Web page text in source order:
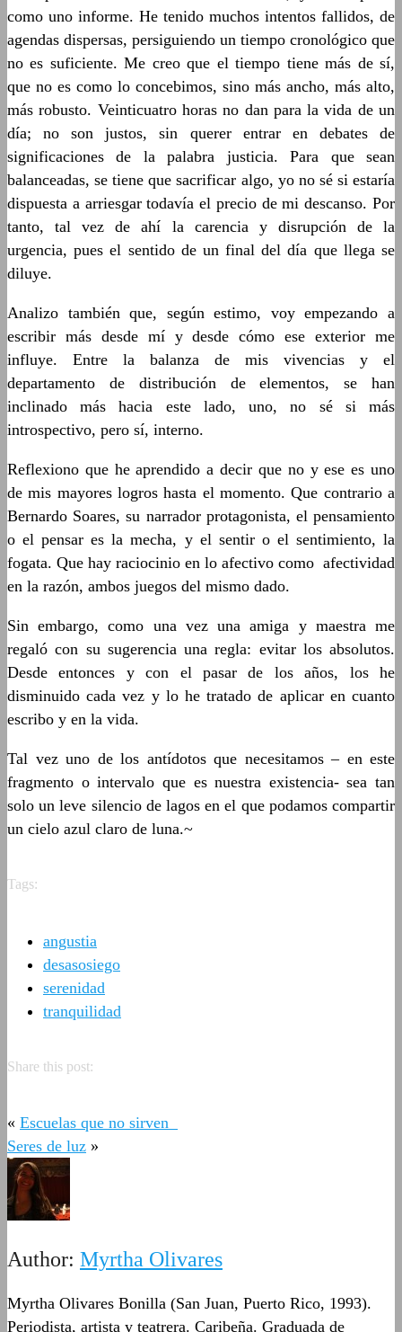
como uno informe. He tenido muchos intentos fallidos, de
agendas dispersas, persiguiendo un tiempo cronológico que
no es suficiente. Me creo que el tiempo tiene más de sí,
que no es como lo concebimos, sino más ancho, más alto,
más robusto. Veinticuatro horas no dan para la vida de un
día; no son justos, sin querer entrar en debates de
significaciones de la palabra justicia. Para que sean
balanceadas, se tiene que sacrificar algo, yo no sé si estaría
dispuesta a arriesgar todavía el precio de mi descanso. Por
tanto, tal vez de ahí la carencia y disrupción de la
urgencia, pues el sentido de un final del día que llega se
diluye.
Analizo también que, según estimo, voy empezando a
escribir más desde mí y desde cómo ese exterior me
influye. Entre la balanza de mis vivencias y el
departamento de distribución de elementos, se han
inclinado más hacia este lado, uno, no sé si más
introspectivo, pero sí, interno.
Reflexiono que he aprendido a decir que no y ese es uno
de mis mayores logros hasta el momento. Que contrario a
Bernardo Soares, su narrador protagonista, el pensamiento
o el pensar es la mecha, y el sentir o el sentimiento, la
fogata. Que hay raciocinio en lo afectivo como afectividad
en la razón, ambos juegos del mismo dado.
Sin embargo, como una vez una amiga y maestra me
regaló con su sugerencia una regla: evitar los absolutos.
Desde entonces y con el pasar de los años, los he
disminuido cada vez y lo he tratado de aplicar en cuanto
escribo y en la vida.
Tal vez uno de los antídotos que necesitamos – en este
fragmento o intervalo que es nuestra existencia- sea tan
solo un leve silencio de lagos en el que podamos compartir
un cielo azul claro de luna.~
Tags:
angustia
desasosiego
serenidad
tranquilidad
Share this post:
« Escuelas que no sirven
Seres de luz »
Author: Myrtha Olivares
Myrtha Olivares Bonilla (San Juan, Puerto Rico, 1993).
Periodista, artista y teatrera. Caribeña. Graduada de